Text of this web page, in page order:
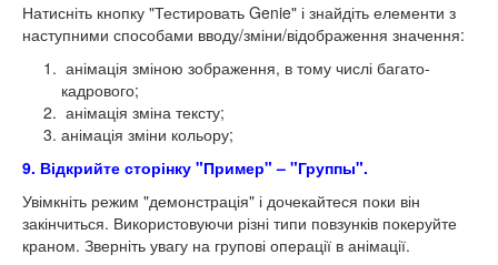
Натисніть кнопку "Тестировать Genie" і знайдіть елементи з
наступними способами вводу/зміни/відображення значення:
анімація зміною зображення, в тому числі багато-
кадрового;
анімація зміна тексту;
анімація зміни кольору;
9. Відкрийте сторінку "Пример" – "Группы".
Увімкніть режим "демонстрація" і дочекайтеся поки він
закінчиться. Використовуючи різні типи повзунків покеруйте
краном. Зверніть увагу на групові операції в анімації.